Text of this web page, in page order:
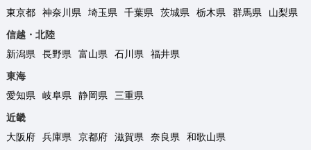
東京都
神奈川県 埼玉県 千葉県 茨城県 栃木県 群馬県
山梨県
信越・北陸
新潟県
長野県 富山県 石川県
福井県
東海
愛知県
岐阜県 静岡県
三重県
近畿
大阪府
兵庫県 京都府 滋賀県 奈良県
和歌山県